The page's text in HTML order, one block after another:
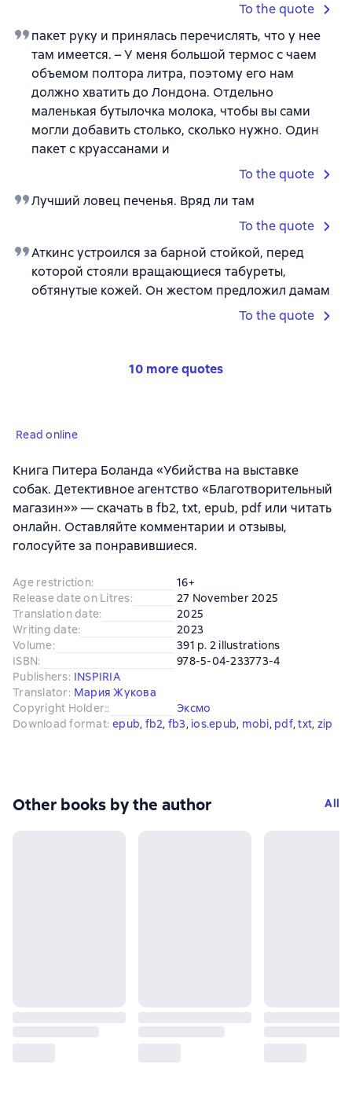
To the quote
пакет руку и принялась перечислять, что у нее
там имеется. – У меня большой термос с чаем
объемом полтора литра, поэтому его нам
должно хватить до Лондона. Отдельно
маленькая бутылочка молока, чтобы вы сами
могли добавить столько, сколько нужно. Один
пакет с круассанами и
To the quote
Лучший ловец печенья. Вряд ли там
To the quote
Аткинс устроился за барной стойкой, перед
которой стояли вращающиеся табуреты,
обтянутые кожей. Он жестом предложил дамам
To the quote
10 more quotes
Read online
Книга Питера Боланда «Убийства на выставке
собак. Детективное агентство «Благотворительный
магазин»» — скачать в fb2, txt, epub, pdf или читать
онлайн. Оставляйте комментарии и отзывы,
голосуйте за понравившиеся.
Age restriction:
16+
Release date on Litres:
27 November 2025
Translation date:
2025
Writing date:
2023
Volume:
391 p. 2 illustrations
ISBN:
978-5-04-233773-4
Publishers: INSPIRIA
Translator: Мария Жукова
Copyright Holder::
Эксмо
Download format: epub, fb2, fb3, ios.epub, mobi, pdf, txt, zip
Other books by the author All